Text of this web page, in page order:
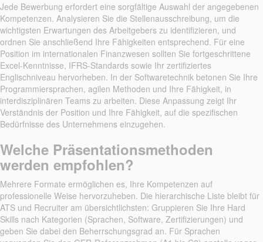
Jede Bewerbung erfordert eine sorgfältige Auswahl der angegebenen
Kompetenzen. Analysieren Sie die Stellenausschreibung, um die
wichtigsten Erwartungen des Arbeitgebers zu identifizieren, und
ordnen Sie anschließend Ihre Fähigkeiten entsprechend. Für eine
Position im internationalen Finanzwesen sollten Sie fortgeschrittene
Excel-Kenntnisse, IFRS-Standards sowie Ihr zertifiziertes
Englischniveau hervorheben. In der Softwaretechnik betonen Sie Ihre
Programmiersprachen, agilen Methoden und Ihre Fähigkeit, in
interdisziplinären Teams zu arbeiten. Diese Anpassung zeigt Ihr
Verständnis der Position und Ihre Fähigkeit, auf die spezifischen
Bedürfnisse des Unternehmens einzugehen.
Welche Präsentationsmethoden
werden empfohlen?
Mehrere Formate ermöglichen es, Ihre Kompetenzen auf
professionelle Weise hervorzuheben. Die hierarchische Liste bleibt für
ATS und Recruiter am übersichtlichsten: Gruppieren Sie Ihre Hard
Skills nach Kategorien (Sprachen, Software, Zertifizierungen) und
geben Sie dabei den Beherrschungsgrad an. Für Sprachen